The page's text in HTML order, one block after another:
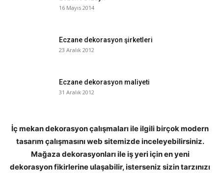
16 Mayıs 2014
Eczane dekorasyon şirketleri
23 Aralık 2012
Eczane dekorasyon maliyeti
31 Aralık 2012
İç mekan dekorasyon çalışmaları ile ilgili birçok modern
tasarım çalışmasını web sitemizde inceleyebilirsiniz.
Mağaza dekorasyonları ile iş yeri için en yeni
dekorasyon fikirlerine ulaşabilir, isterseniz sizin tarzınızı